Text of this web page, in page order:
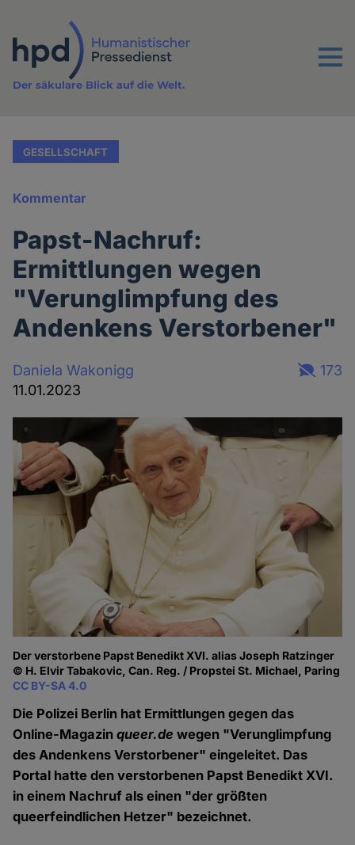
Inhalt
Menu
Der säkulare Blick auf die Welt.
GESELLSCHAFT
Kommentar
Papst-Nachruf:
Ermittlungen wegen
"Verunglimpfung des
Andenkens Verstorbener"
Daniela Wakonigg
11.01.2023
173
Der verstorbene Papst Benedikt XVI. alias Joseph Ratzinger
© H. Elvir Tabakovic, Can. Reg. / Propstei St. Michael, Paring
CC BY-SA 4.0
Die Polizei Berlin hat Ermittlungen gegen das
Online-Magazinqueer.de wegen "Verunglimpfung
des Andenkens Verstorbener" eingeleitet. Das
Portal hatte den verstorbenen Papst Benedikt XVI.
in einem Nachruf als einen "der größten
queerfeindlichen Hetzer" bezeichnet.